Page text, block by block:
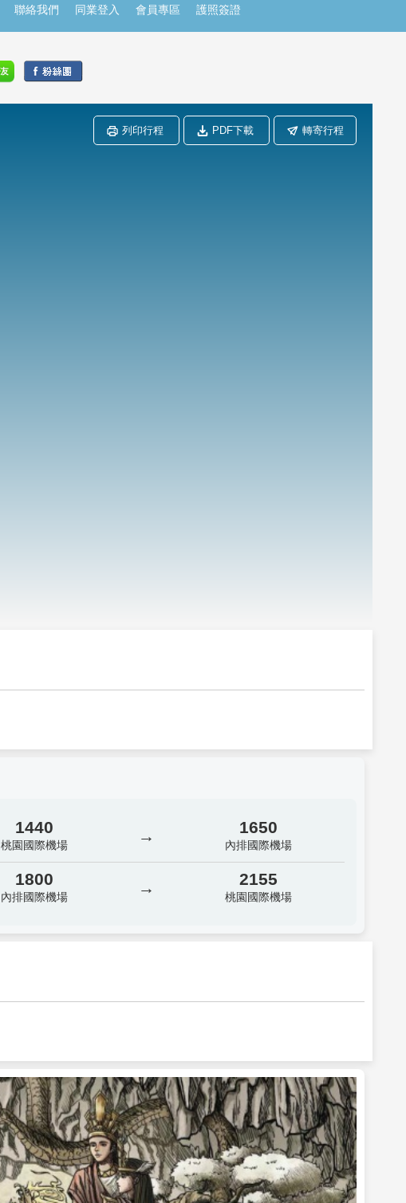
聯絡我們 同業登入 會員專區 護照簽證
列印行程 PDF下載 轉寄行程
1440
桃園國際機場 → 1650
內排國際機場
1800
內排國際機場 → 2155
桃園國際機場